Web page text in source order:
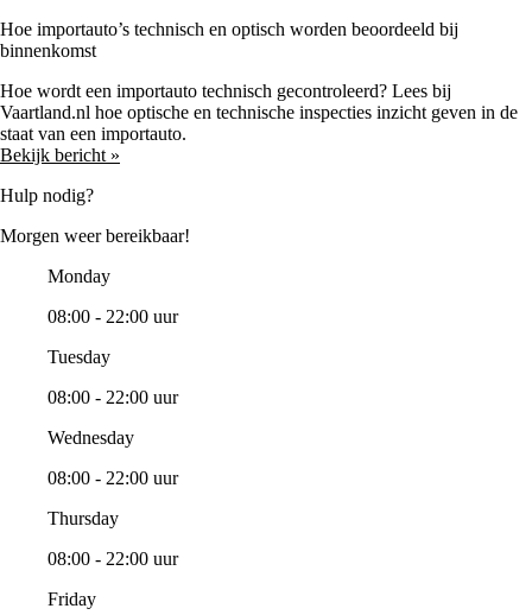
Hoe importauto’s technisch en optisch worden beoordeeld bij
binnenkomst
Hoe wordt een importauto technisch gecontroleerd? Lees bij
Vaartland.nl hoe optische en technische inspecties inzicht geven in de
staat van een importauto.
Bekijk bericht »
Hulp nodig?
Morgen weer bereikbaar!
Monday
08:00 - 22:00 uur
Tuesday
08:00 - 22:00 uur
Wednesday
08:00 - 22:00 uur
Thursday
08:00 - 22:00 uur
Friday